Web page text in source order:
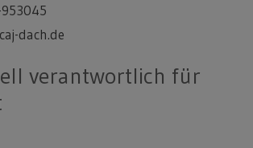
dach.de
verantwortlich für